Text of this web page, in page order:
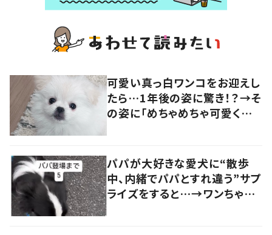
可愛い真っ白ワンコをお迎えし
たら…1年後の姿に驚き！？→そ
の姿に「めちゃめちゃ可愛くて
パパが大好きな愛犬に“散歩
中、内緒でパパとすれ違う”サプ
ライズをすると…→ワンちゃん